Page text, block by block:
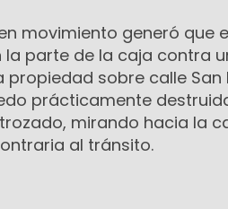
movimiento generó que
parte de la caja contra
sobre calle San
prácticamente
mirando hacia la
al tránsito.